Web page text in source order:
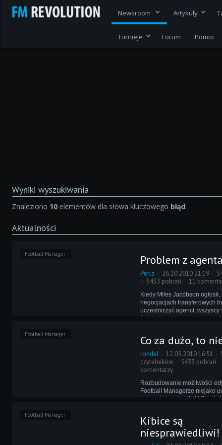
Newsroom Artykuły
Turnieje Forum Pomoc
Wyniki wyszukiwania
Znaleziono 10 elementów dla słowa kluczowego błąd.
Aktualności
Football Manager Problem z
Perla 26.10.2010 21:19
5433 pobrań
11
Kiedy Miles Jacobson
negocjacjach transferowych
uczestniczyć agenci,
świetnie wykonanej nowinki.
Football Manager Co za dużo, to
rondel 12.05.2010 16:51
czytelników
5433 pobrań
komentarzy
Rozbudowanie możliwości
Football Managerze niejako
rygorystycznej polityki Sports
nieograniczeni... jedynie do
stopnia.
Football Manager
Kibice są
niesprawiedliwi!